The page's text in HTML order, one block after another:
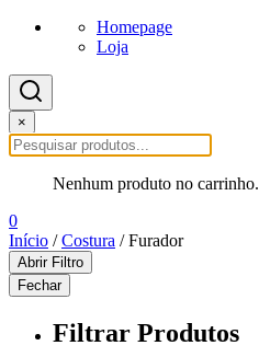
Homepage
Loja
×
Nenhum produto no carrinho.
0
Início /Costura / Furador
Abrir Filtro
Fechar
Filtrar Produtos